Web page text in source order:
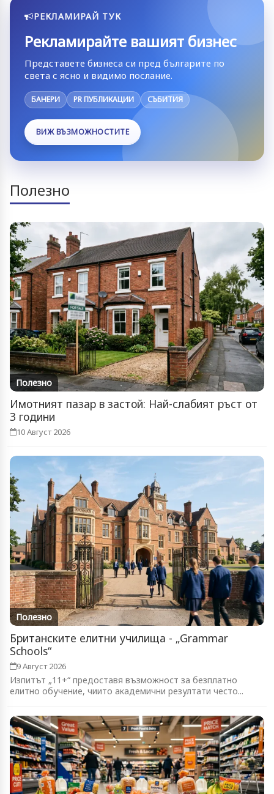
РЕКЛАМИРАЙ ТУК
Рекламирайте вашият бизнес
Представете бизнеса си пред българите по
света с ясно и видимо послание.
БАНЕРИ PR ПУБЛИКАЦИИ СЪБИТИЯ
ВИЖ ВЪЗМОЖНОСТИТЕ
Полезно
Полезно
Имотният пазар в застой: Най-слабият ръст от
3 години
10 Август 2026
Полезно
Британските елитни училища - „Grammar
Schools“
9 Август 2026
Изпитът „11+“ предоставя възможност за безплатно
елитно обучение, чиито академични резултати често...